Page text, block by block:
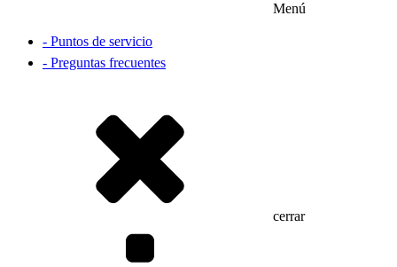
Menú
- Puntos de servicio
- Preguntas frecuentes
cerrar